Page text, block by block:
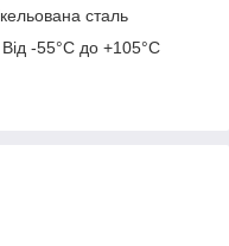
сталь
-55°C до +105°C